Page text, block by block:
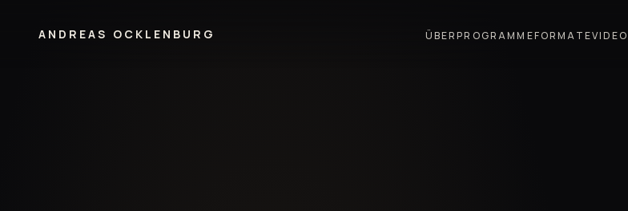
ANDREAS OCKLENBURG ÜBERPROGRAMMEFORMATEVIDEO